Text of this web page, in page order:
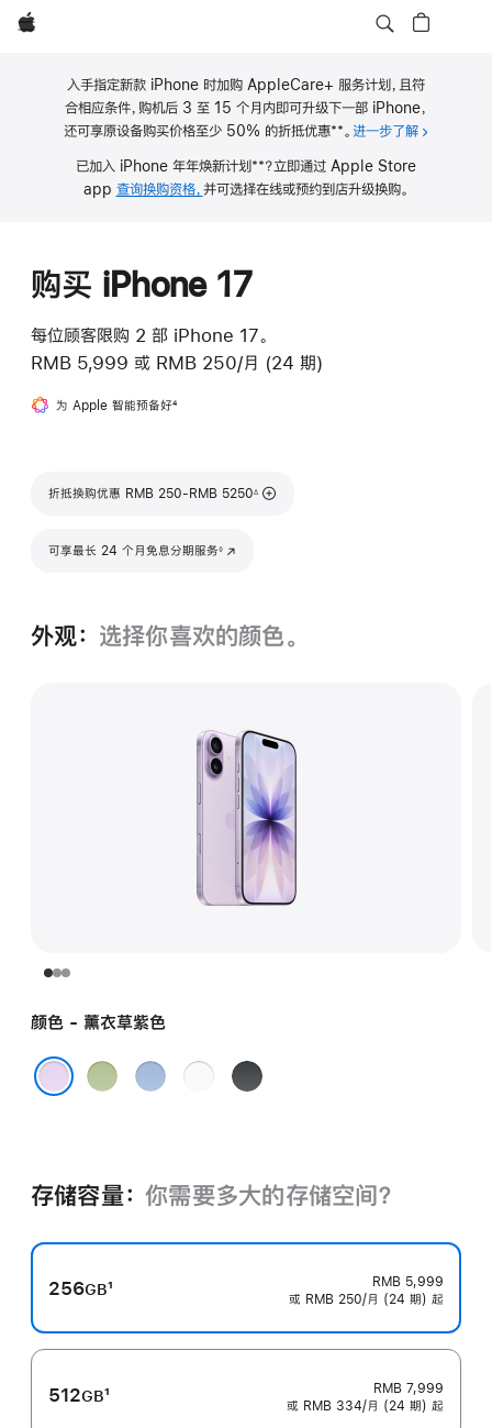
Apple
入手指定新款 iPhone 时加购 AppleCare+ 服务计划，且符
合相应条件，购机后 3 至 15 个月内即可升级下一部 iPhone，
还可享原设备购买价格至少 50% 的折抵优惠
注
**。 进一步了解关于
已加入 iPhone 年年焕新计划 **？立即通过 Apple Store
app 查询换购资格， 并可选择在线或预约到店升级换购。
购买 iPhone 17
每位顾客限购 2 部 iPhone 17。
RMB 5,999 或 RMB 250/月 (24 期)
为 Apple 智能预备好脚
4
折抵换购优惠 RMB 250-RMB 5250
脚注
∆
可享最长 24 个月免息分期服务◊
(在新窗口中打开)
外观： 选择你喜欢的颜色。
颜色 - 薰衣草紫色
鼠
色
青
白
黑
存储容量： 你需要多大的存储空⁠间？
256GB
注
1
RMB 5,999
或 RMB 250/月 (24 期) 起
512GB1
RMB 7,999
或 RMB 334/月 (24 期) 起